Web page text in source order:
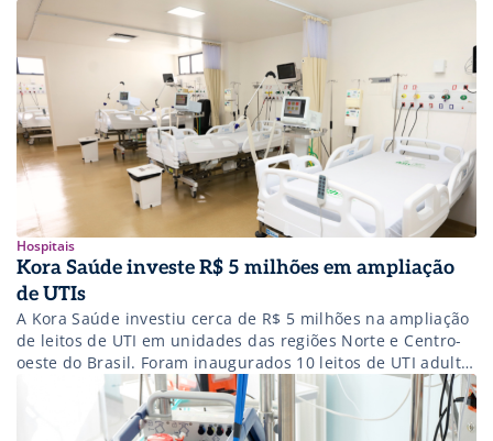
Hospitais
Kora Saúde investe R$ 5 milhões em ampliação
de UTIs
A Kora Saúde investiu cerca de R$ 5 milhões na ampliação
de leitos de UTI em unidades das regiões Norte e Centro-
oeste do Brasil. Foram inaugurados 10 leitos de UTI adulto,
em Goiânia (GO), e 25 leitos de UTI neonatal no Hospital
Santa Teresa, em Palmas (TO). O investimento reforça a
infraestrutura hospitalar e […]